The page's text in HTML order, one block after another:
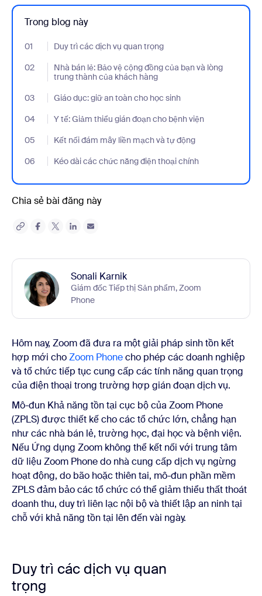
Trong blog này
01 Duy trì các dịch vụ quan trọng
- Jumplink to Duy trì các dịch vụ quan trọng
02
Nhà bán lẻ: Bảo vệ cộng đồng của bạn và lòng
trung thành của khách hàng
- Jumplink to Nhà bán lẻ: Bảo vệ cộng đồng của bạn và lòng
03 Giáo dục: giữ an toàn cho học sinh
- Jumplink to Giáo dục: giữ an toàn cho học sinh
04
Y tế: Giảm thiểu gián đoạn cho bệnh viện
- Jumplink to Y tế: Giảm thiểu gián đoạn cho bệnh viện
05
Kết nối đám mây liền mạch và tự động
- Jumplink to Kết nối đám mây liền mạch và tự động
06
Kéo dài các chức năng điện thoại chính
- Jumplink to Kéo dài các chức năng điện thoại chính
Chia sẻ bài đăng này
Sonali Karnik
Giám đốc Tiếp thị Sản phẩm, Zoom
Phone
Hôm nay, Zoom đã đưa ra một giải pháp sinh tồn kết
hợp mới choZoom Phonecho phép các doanh nghiệp
và tổ chức tiếp tục cung cấp các tính năng quan trọng
của điện thoại trong trường hợp gián đoạn dịch vụ.
Mô-đun Khả năng tồn tại cục bộ của Zoom Phone
(ZPLS) được thiết kế cho các tổ chức lớn, chẳng hạn
như các nhà bán lẻ, trường học, đại học và bệnh viện.
Nếu Ứng dụng Zoom không thể kết nối với trung tâm
dữ liệu Zoom Phone do nhà cung cấp dịch vụ ngừng
hoạt động, do bão hoặc thiên tai, mô-đun phần mềm
ZPLS đảm bảo các tổ chức có thể giảm thiểu thất thoát
doanh thu, duy trì liên lạc nội bộ và thiết lập an ninh tại
chỗ với khả năng tồn tại lên đến vài ngày.
Duy trì các dịch vụ quan
trọng